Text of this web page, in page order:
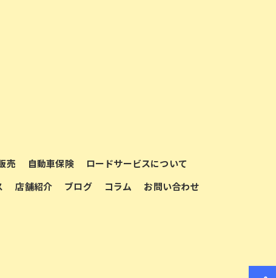
売 自動車保険
ロードサービスについて
店舗紹介 ブログ コラム
お問い合わせ